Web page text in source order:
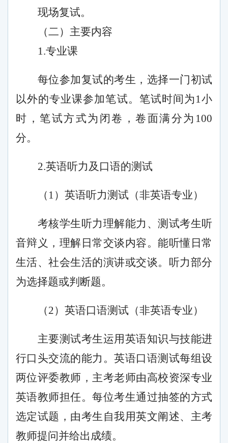
现场复试。
（二）主要内容
1.专业课
每位参加复试的考生 ， 选择一门初试
以外的专业课参加笔试。笔试时间为 1小
时，笔试方式为闭卷，卷面满分为 100
分。
2.英语听力及口语的测试
（ 1）英语听力测试（非英语专业）
考核学生听力理解能力、测试考生听
音辩义，理解日常交谈内容。能听懂日常
生活、社会生活的演讲或交谈。听力部分
为选择题或判断题。
（2）英语口语测试（非英语专业）
主要测试考生运用英语知识与技能进
行口头交流的能力。英语口语测试每组设
两位评委教师，主考老师由高校资深专业
英语教师担任。每位考生通过抽签的方式
选定试题，由考生自我用英文阐述、主考
教师提问并给出成绩。